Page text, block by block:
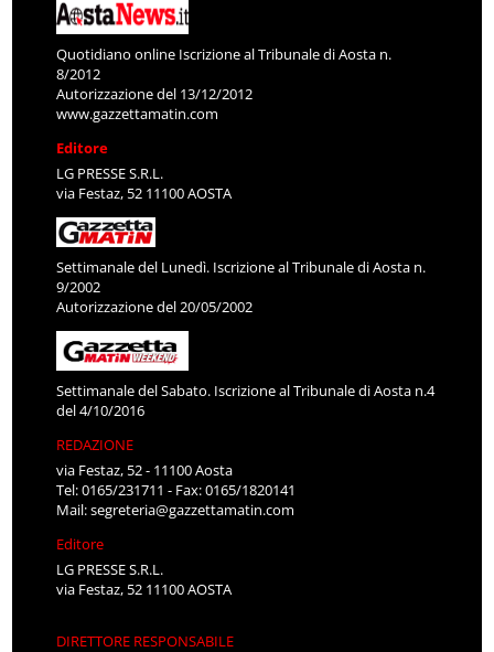
Quotidiano online Iscrizione al Tribunale di Aosta n.
8/2012
Autorizzazione del 13/12/2012
www.gazzettamatin.com
Editore
LG PRESSE S.R.L.
via Festaz, 52 11100 AOSTA
Settimanale del Lunedì. Iscrizione al Tribunale di Aosta n.
9/2002
Autorizzazione del 20/05/2002
Settimanale del Sabato. Iscrizione al Tribunale di Aosta n.4
del 4/10/2016
REDAZIONE
via Festaz, 52 - 11100 Aosta
Tel: 0165/231711 - Fax: 0165/1820141
Mail:segreteria@gazzettamatin.com
Editore
LG PRESSE S.R.L.
via Festaz, 52 11100 AOSTA
DIRETTORE RESPONSABILE